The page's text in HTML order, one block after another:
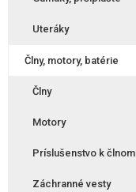
Uteráky
Člny, motory, batérie
Člny
Motory
Príslušenstvo k člnom
Záchranné vesty